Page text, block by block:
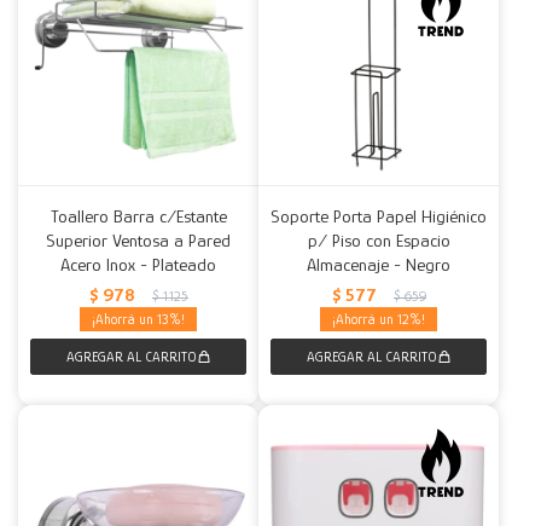
Toallero Barra c/Estante
Superior Ventosa a Pared
Acero Inox - Plateado
$ 978 $ 1.125
13
Soporte Porta Papel Higiénico
p/ Piso con Espacio
Almacenaje - Negro
$ 577 $ 659
12